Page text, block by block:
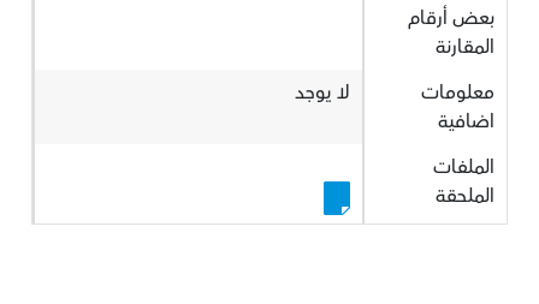
بعض أرقام
المقارنة
معلومات
اضافية
لا يوجد
الملفات
الملحقة